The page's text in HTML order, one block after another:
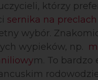
którzy
sernika na
wybór.
wypieków, np.
m. To bardzo